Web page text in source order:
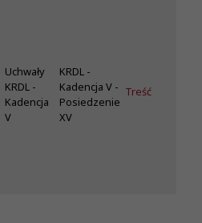
Uchwały
KRDL -
Kadencja
V
KRDL -
Kadencja V -
Posiedzenie
XV
Treść